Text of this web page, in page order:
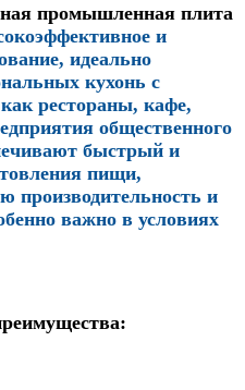
промышленная плита
и
идеально
кухонь с
рестораны, кафе,
общественного
быстрый и
пищи,
производительность и
важно в условиях